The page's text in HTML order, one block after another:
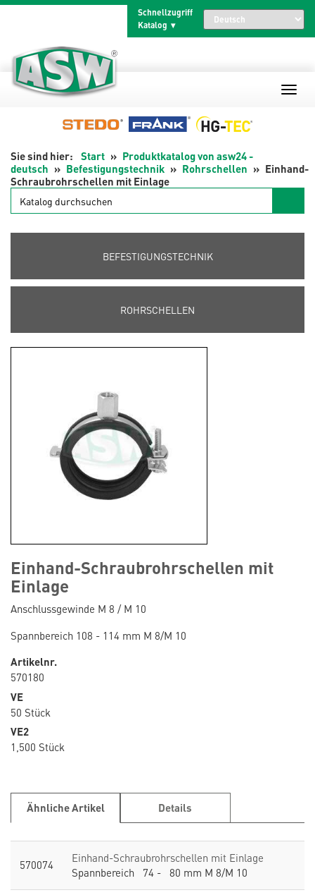
Schnellzugriff
Katalog
Start
Produktkatalog von asw24 -
deutsch
Befestigungstechnik Rohrschellen
Einhand-
Schraubrohrschellen mit Einlage
Katalog
durchsuchen
BEFESTIGUNGSTECHNIK
ROHRSCHELLEN
Einhand-Schraubrohrschellen mit
Einlage
Anschlussgewinde M 8 / M 10
Spannbereich 108 - 114 mm M 8/M 10
Artikelnr.
570180
VE
50 Stück
VE2
1,500 Stück
Ähnliche Artikel Details
570074
Einhand-Schraubrohrschellen mit Einlage
Spannbereich 74 - 80 mm M 8/M 10